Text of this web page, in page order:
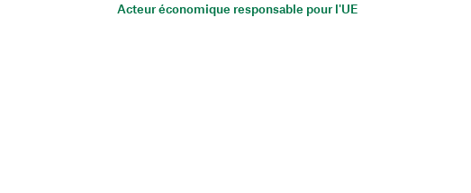
Acteur économique responsable pour l'UE